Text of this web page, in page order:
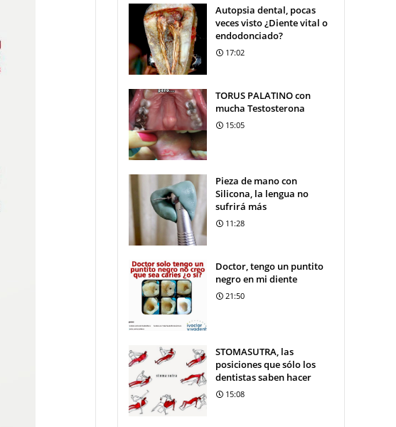
Autopsia dental, pocas
veces visto ¿Diente vital o
endodonciado?
17:02
TORUS PALATINO con
mucha Testosterona
15:05
Pieza de mano con
Silicona, la lengua no
sufrirá más
11:28
Doctor, tengo un puntito
negro en mi diente
21:50
STOMASUTRA, las
posiciones que sólo los
dentistas saben hacer
15:08